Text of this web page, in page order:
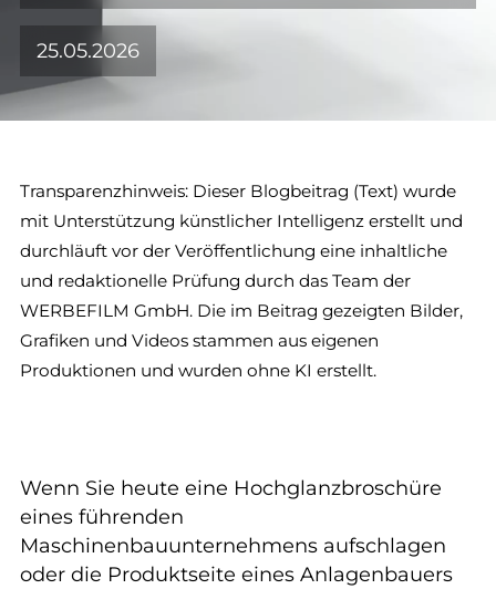
25.05.2026
Transparenzhinweis: Dieser Blogbeitrag (Text) wurde
mit Unterstützung künstlicher Intelligenz erstellt und
durchläuft vor der Veröffentlichung eine inhaltliche
und redaktionelle Prüfung durch das Team der
WERBEFILM GmbH. Die im Beitrag gezeigten Bilder,
Grafiken und Videos stammen aus eigenen
Produktionen und wurden ohne KI erstellt.
Wenn Sie heute eine Hochglanzbroschüre
eines führenden
Maschinenbauunternehmens aufschlagen
oder die Produktseite eines Anlagenbauers